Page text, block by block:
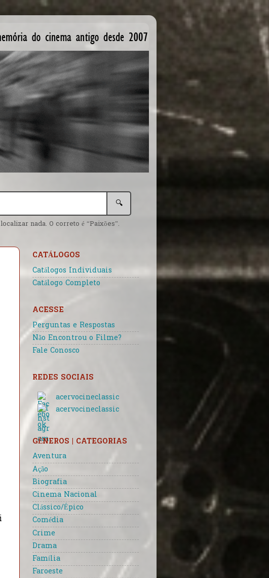
🔍
nada. O correto é “Paixões”.
CATÁLOGOS
Catálogos Individuais
Catálogo Completo
ACESSE
Perguntas e Respostas
Não Encontrou o Filme?
Fale Conosco
REDES SOCIAIS
acervocineclassic
acervocineclassic
GÊNEROS | CATEGORIAS
Aventura
Ação
Biografia
Cinema Nacional
Clássico/Épico
Comédia
Crime
Drama
Família
Faroeste